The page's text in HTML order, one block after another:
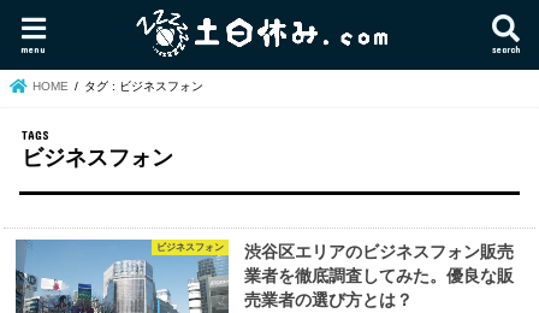
search
menu
HOME タグ : ビジネスフォン
ビジネスフォン
ビジネスフォン
渋谷区エリアのビジネスフォン販売
業者を徹底調査してみた。優良な販
売業者の選び方とは？